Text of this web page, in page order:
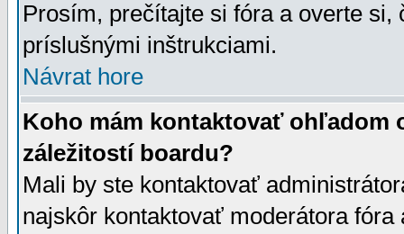
Prosím, prečítajte si fóra a overte
príslušnými inštrukciami.
Návrat hore
Koho mám kontaktovať ohľadom
záležitostí boardu?
Mali by ste kontaktovať
najskôr kontaktovať moderátora